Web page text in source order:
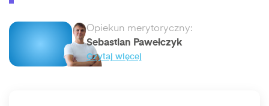
Opiekun merytoryczny:
Sebastian Pawełczyk
Czytaj więcej